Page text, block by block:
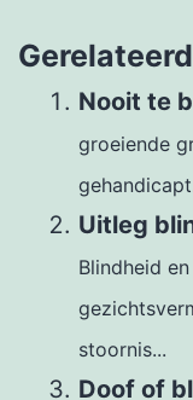
Nooit te
groeiende
Uitleg
Blindheid
stoornis...
Doof of